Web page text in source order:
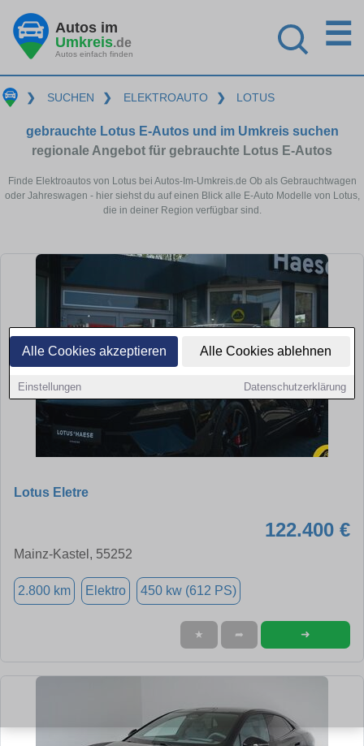
Alle Cookies akzeptieren Alle Cookies ablehnen
Einstellungen Datenschutzerklärung
Autos im
Umkreis.de
Autos einfach finden
☰
❯ SUCHEN ❯ ELEKTROAUTO ❯ LOTUS
gebrauchte Lotus E-Autos und im Umkreis suchen
regionale Angebot für gebrauchte Lotus E-Autos
Finde Elektroautos von Lotus bei Autos-Im-Umkreis.de Ob als Gebrauchtwagen
oder Jahreswagen - hier siehst du auf einen Blick alle E-Auto Modelle von Lotus,
die in deiner Region verfügbar sind.
Lotus Eletre
122.400 €
Mainz-Kastel, 55252
2.800 km Elektro 450 kw (612 PS)
★ ➦ ➜